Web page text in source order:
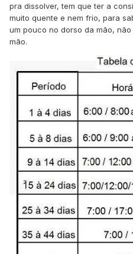
pra dissolver, tem que ter a
muito quente e nem frio, para
um pouco no dorso da mão,
mão.